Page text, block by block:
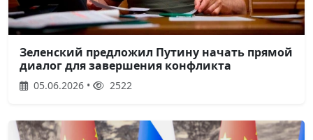
Зеленский предложил Путину начать прямой
диалог для завершения конфликта
05.06.2026 • 2522